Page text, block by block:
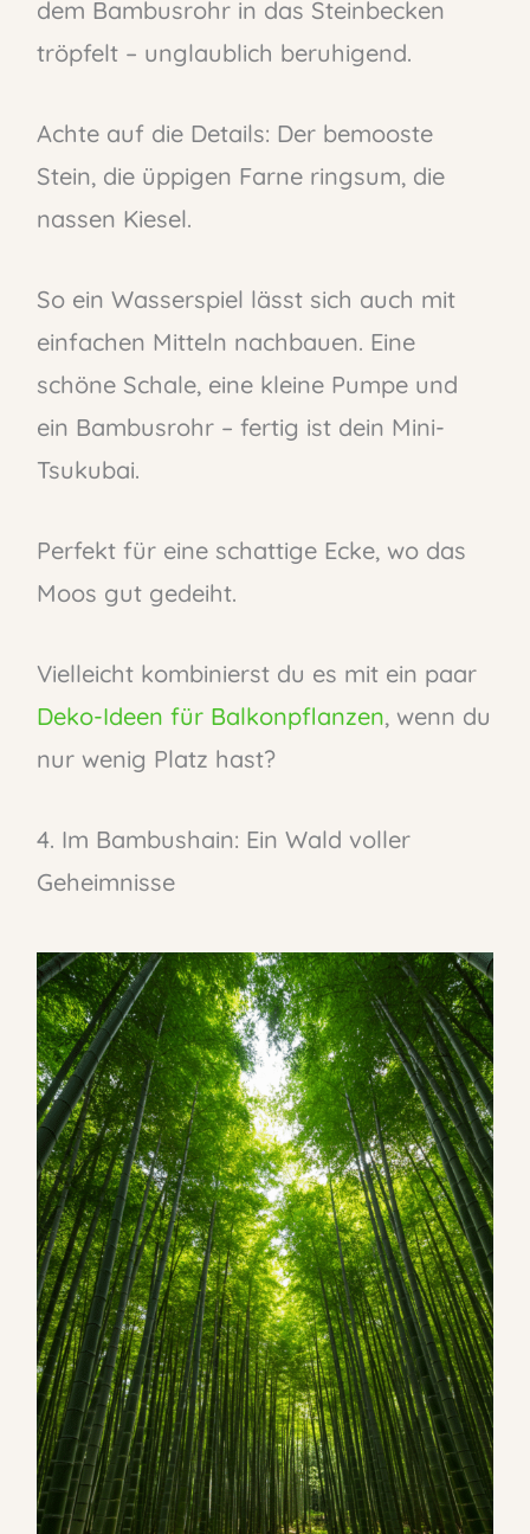
dem Bambusrohr in das Steinbecken
tröpfelt – unglaublich beruhigend.
Achte auf die Details: Der bemooste
Stein, die üppigen Farne ringsum, die
nassen Kiesel.
So ein Wasserspiel lässt sich auch mit
einfachen Mitteln nachbauen. Eine
schöne Schale, eine kleine Pumpe und
ein Bambusrohr – fertig ist dein Mini-
Tsukubai.
Perfekt für eine schattige Ecke, wo das
Moos gut gedeiht.
Vielleicht kombinierst du es mit ein paar
Deko-Ideen für Balkonpflanzen, wenn du
nur wenig Platz hast?
4. Im Bambushain: Ein Wald voller
Geheimnisse